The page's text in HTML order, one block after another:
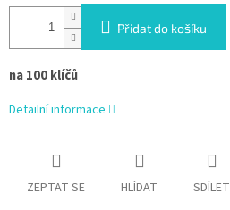
Přidat do košíku
na 100 klíčů
Detailní informace
ZEPTAT SE HLÍDAT SDÍLET